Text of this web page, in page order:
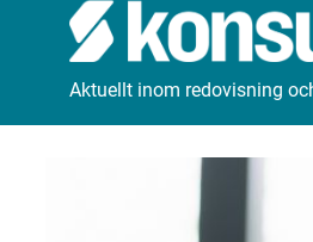
Aktuellt inom redovisning